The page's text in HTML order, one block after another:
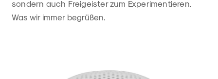
sondern auch Freigeister zum Experimentieren.
Was wir immer begrüßen.